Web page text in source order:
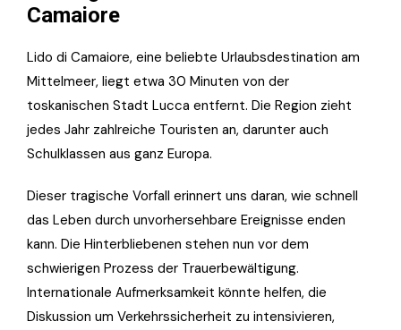
Camaiore
Lido di Camaiore, eine beliebte Urlaubsdestination am
Mittelmeer, liegt etwa 30 Minuten von der
toskanischen Stadt Lucca entfernt. Die Region zieht
jedes Jahr zahlreiche Touristen an, darunter auch
Schulklassen aus ganz Europa.
Dieser tragische Vorfall erinnert uns daran, wie schnell
das Leben durch unvorhersehbare Ereignisse enden
kann. Die Hinterbliebenen stehen nun vor dem
schwierigen Prozess der Trauerbewältigung.
Internationale Aufmerksamkeit könnte helfen, die
Diskussion um Verkehrssicherheit zu intensivieren,